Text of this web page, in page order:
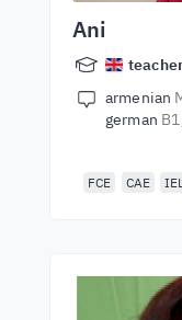
Ani
armenian
german B1
FCE CAE